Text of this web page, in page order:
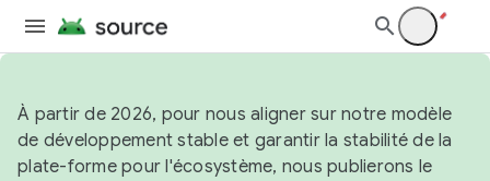
À partir de 2026, pour nous aligner sur notre modèle
de développement stable et garantir la stabilité de la
plate-forme pour l'écosystème, nous publierons le